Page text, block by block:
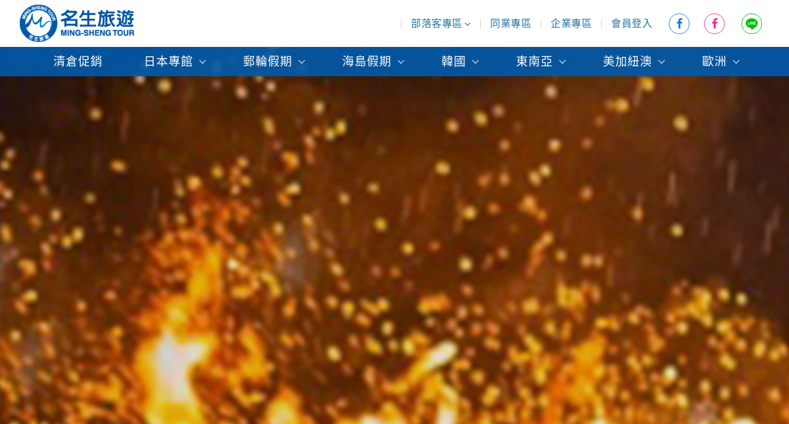
部落客專區 同業專區 企業專區 會員登入
清倉促銷 日本專館 郵輪假期 海島假期 韓國 東南亞 美加紐澳 歐洲